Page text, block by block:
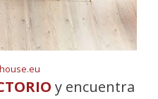
y encuentra